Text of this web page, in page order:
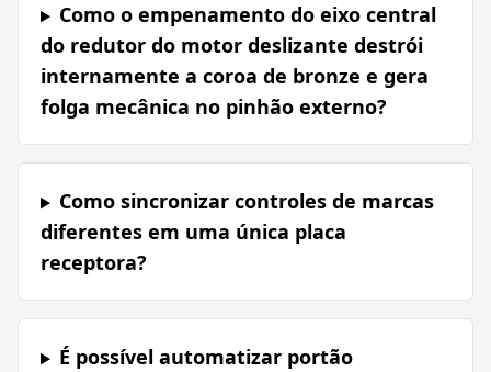
Como o empenamento do eixo central
do redutor do motor deslizante destrói
internamente a coroa de bronze e gera
folga mecânica no pinhão externo?
Como sincronizar controles de marcas
diferentes em uma única placa
receptora?
É possível automatizar portão